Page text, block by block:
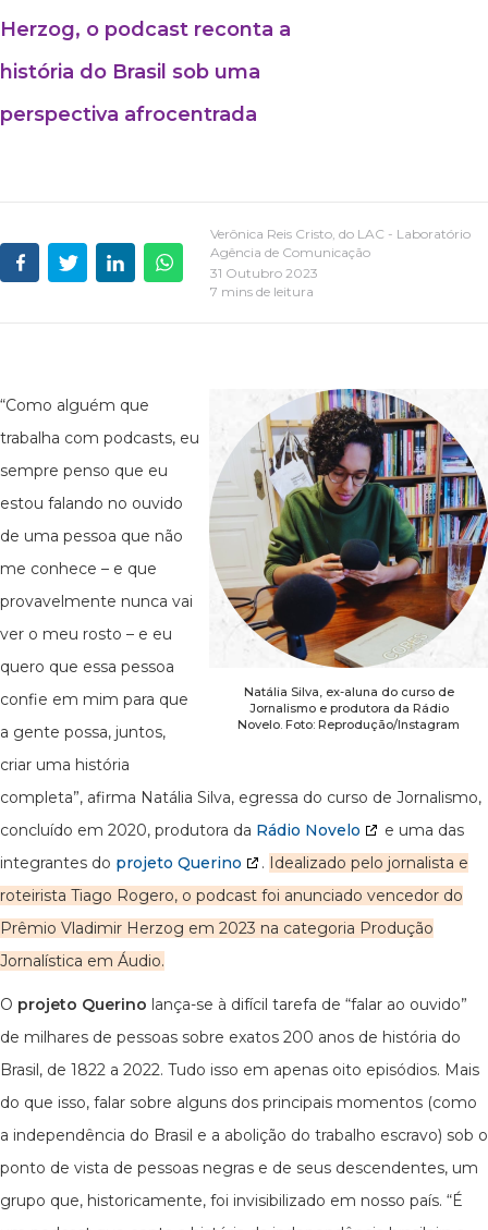
Herzog, o podcast reconta a
história do Brasil sob uma
perspectiva afrocentrada
Verônica Reis Cristo, do LAC - Laboratório
Agência de Comunicação
31 Outubro 2023
7 mins de leitura
Natália Silva, ex-aluna do curso de
Jornalismo e produtora da Rádio
Novelo. Foto: Reprodução/Instagram
“Como alguém que
trabalha com podcasts, eu
sempre penso que eu
estou falando no ouvido
de uma pessoa que não
me conhece – e que
provavelmente nunca vai
ver o meu rosto – e eu
quero que essa pessoa
confie em mim para que
a gente possa, juntos,
criar uma história
completa”, afirma Natália Silva, egressa do curso de Jornalismo,
concluído em 2020, produtora da Rádio Novelo
e uma das
integrantes do projeto Querino . Idealizado pelo jornalista e
roteirista Tiago Rogero, o podcast foi anunciado vencedor do
Prêmio Vladimir Herzog em 2023 na categoria Produção
Jornalística em Áudio.
O projeto Querino lança-se à difícil tarefa de “falar ao ouvido”
de milhares de pessoas sobre exatos 200 anos de história do
Brasil, de 1822 a 2022. Tudo isso em apenas oito episódios. Mais
do que isso, falar sobre alguns dos principais momentos (como
a independência do Brasil e a abolição do trabalho escravo) sob o
ponto de vista de pessoas negras e de seus descendentes, um
grupo que, historicamente, foi invisibilizado em nosso país. “É